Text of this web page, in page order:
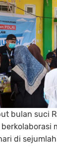
bulan suci
berkolaborasi
di